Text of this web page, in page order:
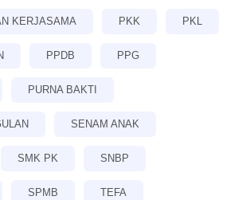
KERJASAMA PKK PKL
PPDB PPG
PURNA BAKTI
SENAM ANAK
SMK PK SNBP
SPMB TEFA